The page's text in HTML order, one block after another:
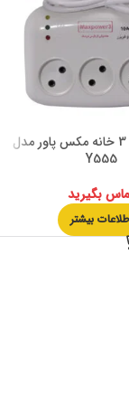
محافظ ولتاژ 3 خانه مکس پاور مدل
Y555
بگیرید
بیشتر